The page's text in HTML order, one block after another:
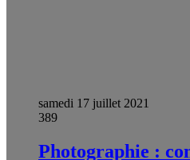
samedi 17 juillet 2021
389
Photographie :